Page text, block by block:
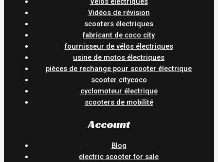
Vidéos de révision
scooters électriques
fabricant de coco city
fournisseur de vélos électriques
usine de motos électriques
pièces de rechange pour scooter électrique
scooter citycoco
cyclomoteur électrique
scooters de mobilité
Account
Blog
electric scooter for sale